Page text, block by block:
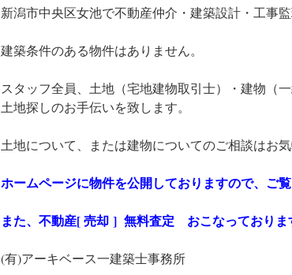
新潟市中央区女池で不動産仲介・建築設計・工事監
建築条件のある物件はありません。
スタッフ全員、土地（宅地建物取引士）・建物（
土地探しのお手伝いを致します。
土地について、または建物についてのご相談はお
ホームページに物件を公開しておりますので、ご覧
また、不動産[ 売却 ] 無料査定 おこなっておりま
(有)アーキベース一建築士事務所